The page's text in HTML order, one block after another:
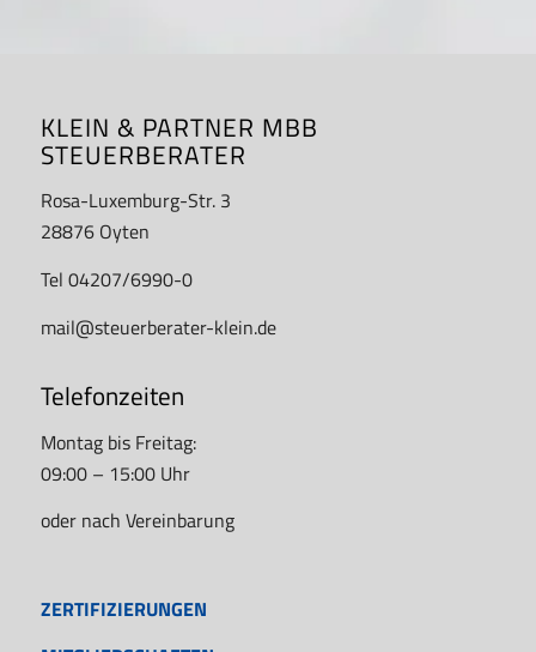
KLEIN & PARTNER MBB
STEUERBERATER
Rosa-Luxemburg-Str. 3
28876 Oyten
Tel 04207/6990-0
mail@steuerberater-klein.de
Telefonzeiten
Montag bis Freitag:
09:00 – 15:00 Uhr
oder nach Vereinbarung
ZERTIFIZIERUNGEN